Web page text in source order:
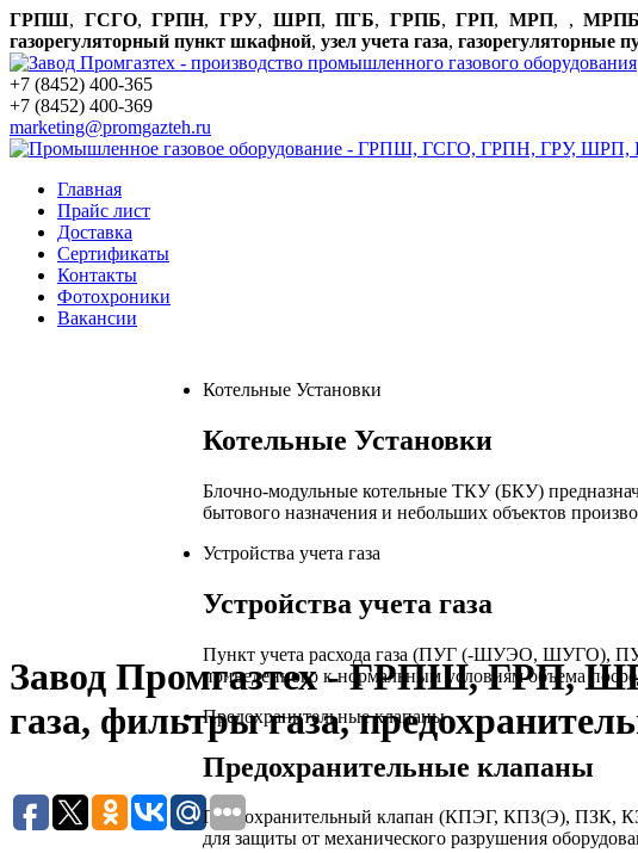
ГРПШ, ГСГО,ГРПН, ГРУ, ШРП,ПГБ, ГРПБ,ГРП, МРП, ,МРПБ
газорегуляторный пункт шкафной, узел учета газа, газорегуляторные
+7 (8452) 400-365
+7 (8452) 400-369
marketing@promgazteh.ru
Главная
Прайс лист
Доставка
Сертификаты
Контакты
Фотохроники
Вакансии
Котельные Установки
Котельные Установки
Блочно-модульные котельные ТКУ (БКУ)
бытового назначения и небольших объектов
Устройства учета газа
Устройства учета газа
Пункт учета расхода газа (ПУГ (-ШУЭО, ШУГО),
приведенного к нормальным условиям объема
Предохранительные клапаны
Предохранительные клапаны
Предохранительный клапан (КПЭГ, КПЗ(Э), ПЗК,
для защиты от механического разрушения
Завод Промгазтех - ГРПШ, ГРП,
газа, фильтры газа,